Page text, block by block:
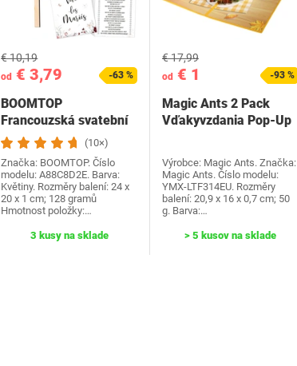
od € 3,79
€ 10,19
-63 %
BOOMTOP
Francouzská svatební
hra Dřevěná cedulka a
kvízové…
(10×)
Značka: BOOMTOP. Číslo
modelu: A88C8D2E. Barva:
Květiny. Rozměry balení: 24 x
20 x 1 cm; 128 gramů
Hmotnost položky:…
3 kusy na sklade
od€ 1
€ 17,99
-93 %
Magic Ants 2 Pack
Vďakyvzdania Pop-Up
Výrobce: Magic Ants. Značka:
Magic Ants. Číslo modelu:
YMX-LTF314EU. Rozměry
balení: 20,9 x 16 x 0,7 cm; 50
g. Barva:…
> 5 kusov na sklade